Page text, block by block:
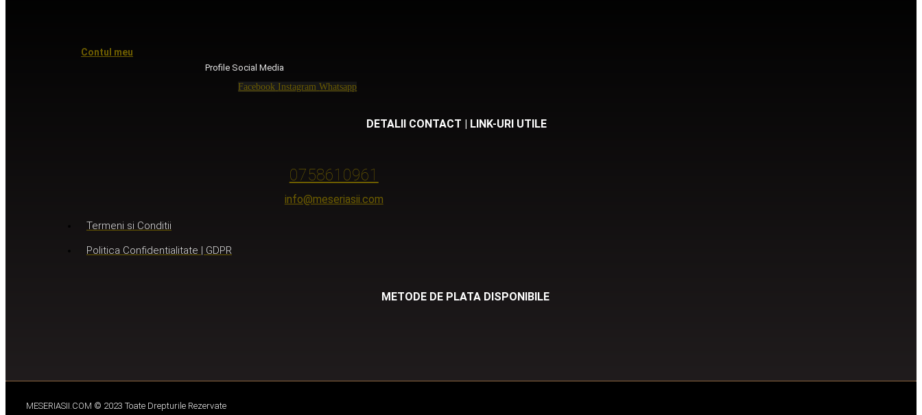
Contul meu
Profile Social Media
Facebook Instagram Whatsapp
DETALII CONTACT | LINK-URI UTILE
0758610961
info@meseriasii.com
Termeni si Conditii
Politica Confidentialitate | GDPR
METODE DE PLATA DISPONIBILE
MESERIASII.COM © 2023 Toate Drepturile Rezervate